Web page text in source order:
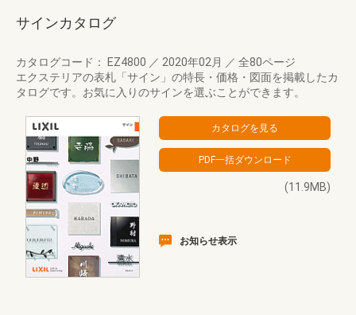
サインカタログ
カタログコード： EZ4800 ／ 2020年02月 ／ 全80ページ
エクステリアの表札「サイン」の特長・価格・図面を掲載したカ
タログです。お気に入りのサインを選ぶことができます。
(11.9MB)
お知らせ表示